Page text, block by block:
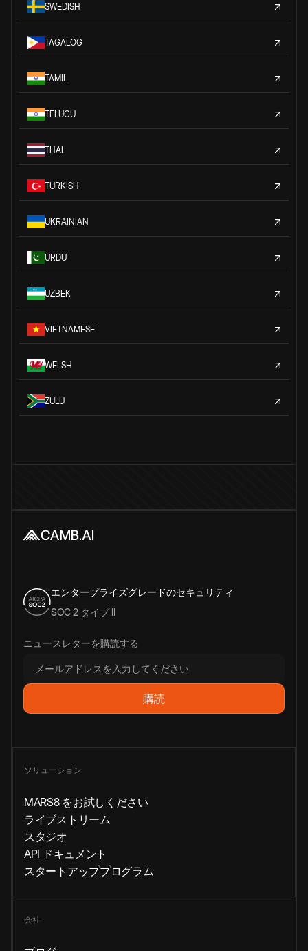
SWEDISH
TAGALOG
TAMIL
TELUGU
THAI
TURKISH
UKRAINIAN
URDU
UZBEK
VIETNAMESE
WELSH
ZULU
エンタープライズグレードのセキュリティ
SOC 2 タイプ II
ニュースレターを購読する
ソリューション
MARS8 をお試しください
ライブストリーム
スタジオ
API ドキュメント
スタートアッププログラム
会社